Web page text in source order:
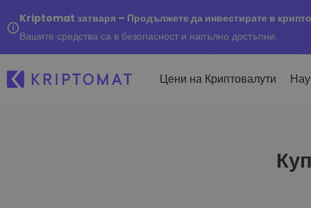
Kriptomat затваря – Продължете да инвестирате в
Вашите средства са в безопасност и напълно достъпни.
Цени на Криптовалути
Купуване и